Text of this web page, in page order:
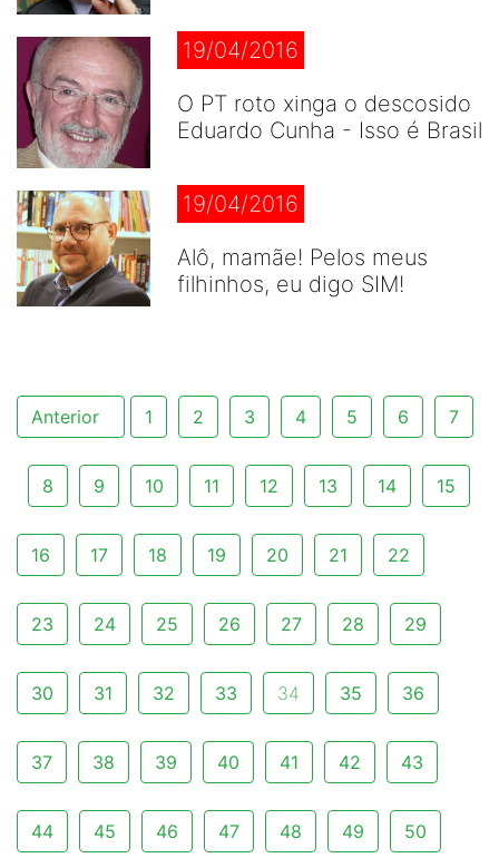
19/04/2016
O PT roto xinga o descosido
Eduardo Cunha - Isso é Brasil
19/04/2016
Alô, mamãe! Pelos meus
filhinhos, eu digo SIM!
Anterior 1 2 3 4 5 6 7
8 9 10 11 12 13 14 15
16 17 18 19 20 21 22
23 24 25 26 27 28 29
30 31 32 33 34 35 36
37 38 39 40 41 42 43
44 45 46 47 48 49 50